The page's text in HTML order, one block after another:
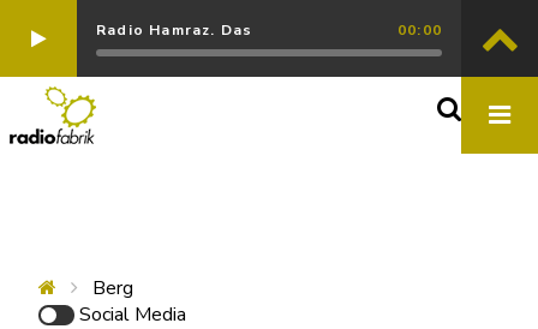
Radio Hamraz. Das 00:00
Berg
Social Media